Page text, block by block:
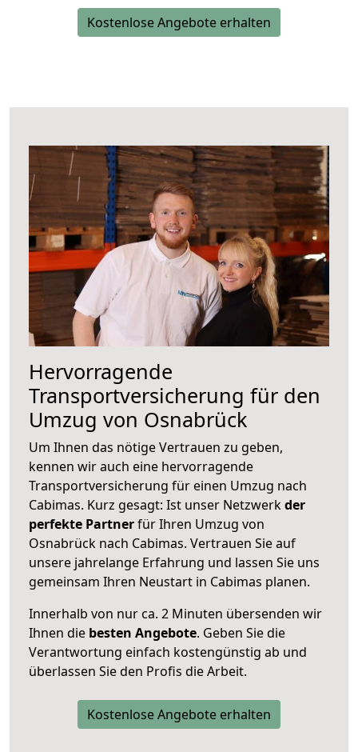
Kostenlose Angebote erhalten
Hervorragende
Transportversicherung für den
Umzug von Osnabrück
Um Ihnen das nötige Vertrauen zu geben,
kennen wir auch eine hervorragende
Transportversicherung für einen Umzug nach
Cabimas. Kurz gesagt: Ist unser Netzwerkder
perfekte Partnerfür Ihren Umzug von
Osnabrück nach Cabimas. Vertrauen Sie auf
unsere jahrelange Erfahrung und lassen Sie uns
gemeinsam Ihren Neustart in Cabimas planen.
Innerhalb von nur ca. 2 Minuten übersenden wir
Ihnen die besten Angebote. Geben Sie die
Verantwortung einfach kostengünstig ab und
überlassen Sie den Profis die Arbeit.
Kostenlose Angebote erhalten